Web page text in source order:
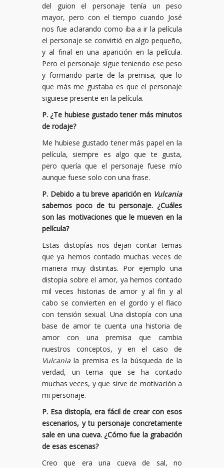
del guion el personaje tenía un peso
mayor, pero con el tiempo cuando José
nos fue aclarando como iba a ir la película
el personaje se convirtió en algo pequeño,
y al final en una aparición en la película.
Pero el personaje sigue teniendo ese peso
y formando parte de la premisa, que lo
que más me gustaba es que el personaje
siguiese presente en la película.
P. ¿Te hubiese gustado tener más minutos
de rodaje?
Me hubiese gustado tener más papel en la
película, siempre es algo que te gusta,
pero quería que el personaje fuese mío
aunque fuese solo con una frase.
P. Debido a tu breve aparición en Vulcania
sabemos poco de tu personaje. ¿Cuáles
son las motivaciones que le mueven en la
película?
Estas distopías nos dejan contar temas
que ya hemos contado muchas veces de
manera muy distintas. Por ejemplo una
distopia sobre el amor, ya hemos contado
mil veces historias de amor y al fin y al
cabo se convierten en el gordo y el flaco
con tensión sexual. Una distopía con una
base de amor te cuenta una historia de
amor con una premisa que cambia
nuestros conceptos, y en el caso de
Vulcania la premisa es la búsqueda de la
verdad, un tema que se ha contado
muchas veces, y que sirve de motivación a
mi personaje.
P. Esa distopía, era fácil de crear con esos
escenarios, y tu personaje concretamente
sale en una cueva. ¿Cómo fue la grabación
de esas escenas?
Creo que era una cueva de sal, no